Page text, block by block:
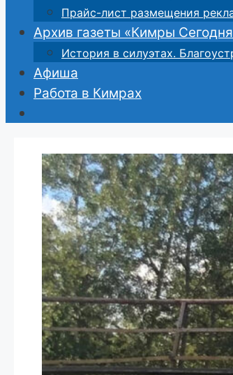
Прайс-лист размещения
Архив газеты «Кимры
История в силуэтах.
Афиша
Работа в Кимрах